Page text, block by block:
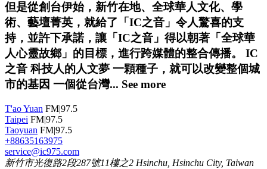
但是從創台伊始，新竹在地、全球華人文化、學
術、藝壇菁英，就給了「IC之音」令人驚喜的支
持，並許下承諾，讓「IC之音」得以朝著「全球華
人心靈故鄉」的目標，進行跨媒體的整合傳播。 IC
之音 科技人的人文夢 一顆種子，就可以改變整個城
市的基因 一個從台灣... See more
T'ao Yuan FM|97.5
Taipei FM|97.5
Taoyuan FM|97.5
+88635163975
service@ic975.com
新竹市光復路2段287號11樓之2 Hsinchu, Hsinchu City, Taiwan